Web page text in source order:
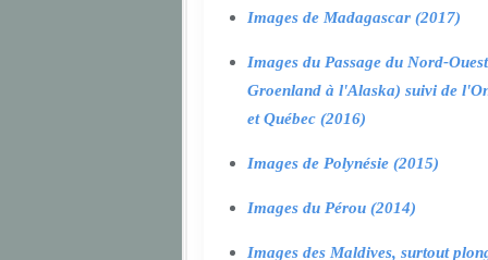
Images de Madagascar (2017)
Images du Passage du Nord-
Groenland à l'Alaska) suivi de
et Québec (2016)
Images de Polynésie (2015)
Images du Pérou (2014)
Images des Maldives, surtout